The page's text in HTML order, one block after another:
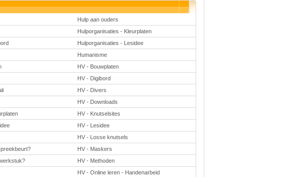
Hulp aan ouders
Hulporganisaties - Kleurplaten
Hulporganisaties - Lesidee
Humanisme
HV - Bouwplaten
HV - Digibord
HV - Divers
HV - Downloads
HV - Knutselsites
HV - Lesidee
HV - Losse knutsels
HV - Maskers
HV - Methoden
HV - Online leren - Handenarbeid